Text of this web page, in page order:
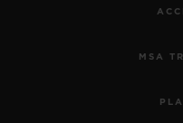
MSA